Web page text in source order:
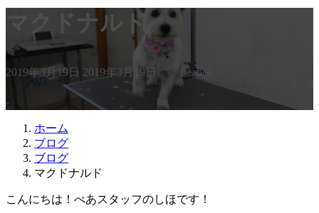
マクドナルド
2019年3月19日 終
新
2019年3月19日 beabea
ホーム
ブログ
ブログ
マクドナルド
こんにちは！べあスタッフのしほです！